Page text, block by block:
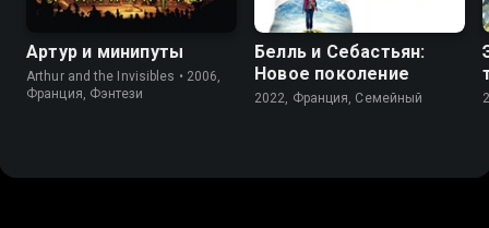
Артур и минипуты
Arthur and the Invisibles • 2006,
Франция, Фэнтези
Белль и Себастьян:
Новое поколение
2022, Франция, Cемейный